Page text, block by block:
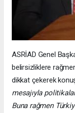
ASRİAD Genel
belirsizliklere
dikkat çekerek
mesajıyla
Buna rağmen